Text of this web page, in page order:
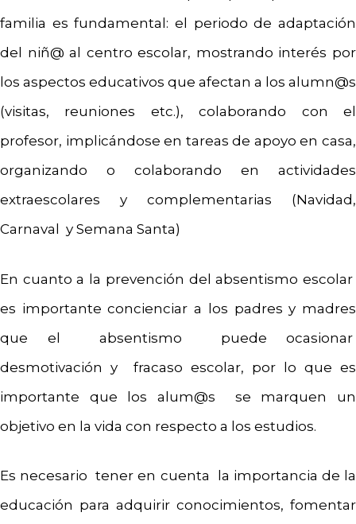
familia es fundamental: el periodo de adaptación
del niñ@ al centro escolar, mostrando interés por
los aspectos educativos que afectan a los alumn@s
(visitas, reuniones etc.), colaborando con el
profesor, implicándose en tareas de apoyo en casa,
organizando o colaborando en actividades
extraescolares y complementarias (Navidad,
Carnaval y Semana Santa)
En cuanto a la prevención del absentismo escolar
es importante concienciar a los padres y madres
que el absentismo puede ocasionar
desmotivación y fracaso escolar, por lo que es
importante que los alum@s se marquen un
objetivo en la vida con respecto a los estudios.
Es necesario tener en cuenta la importancia de la
educación para adquirir conocimientos, fomentar